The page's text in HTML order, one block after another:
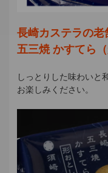
長崎カステラの
五三焼 かすてら
しっとりした味わいと
お楽しみください。